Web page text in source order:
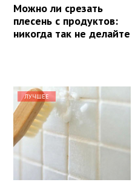
Можно ли срезать
плесень с продуктов:
никогда так не делайте
ЛУЧШЕЕ